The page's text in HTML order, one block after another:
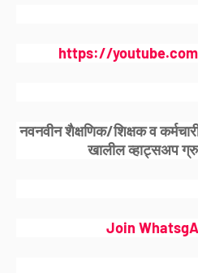
https://
नवनवीन शैक्षणिक/शिक्षक व कर्मचारी
खालील व्हाट्सअप
Join